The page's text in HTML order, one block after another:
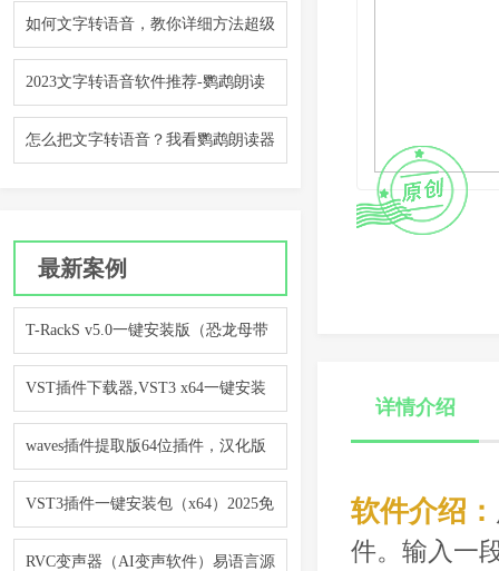
如何文字转语音，教你详细方法超级
2023文字转语音软件推荐-鹦鹉朗读
怎么把文字转语音？我看鹦鹉朗读器
最新案例
T-RackS v5.0一键安装版（恐龙母带
VST插件下载器,VST3 x64一键安装
waves插件提取版64位插件，汉化版
VST3插件一键安装包（x64）2025免
RVC变声器（AI变声软件）易语言源
详情介绍
软件介绍：
件。输入一